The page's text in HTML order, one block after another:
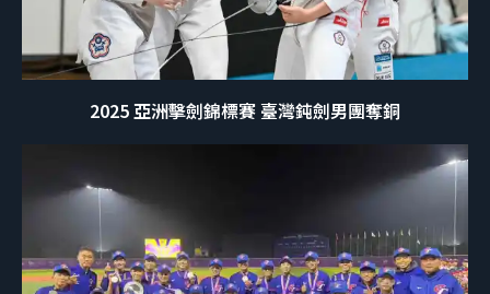
2025 亞洲擊劍錦標賽 臺灣鈍劍男團奪銅